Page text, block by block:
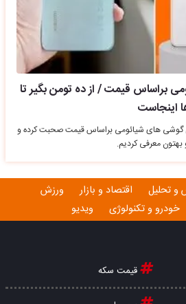
براساس قیمت / از ده تومن بگیر تا
اینجاست
های شیائومی براساس قیمت صحبت کرده و
بهتون معرفی کردیم.
و تحلیل اقتصاد و بازار
ورزش
خودرو و تکنولوژی ویدیو
قیمت سکه